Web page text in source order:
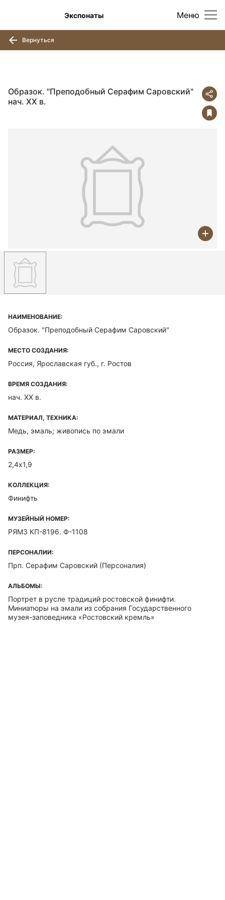
Меню
Экспонаты
Вернуться
Образок. "Преподобный Серафим Саровский"
нач. ХХ в.
НАИМЕНОВАНИЕ:
Образок. "Преподобный Серафим Саровский"
МЕСТО СОЗДАНИЯ:
Россия, Ярославская губ., г. Ростов
ВРЕМЯ СОЗДАНИЯ:
нач. ХХ в.
МАТЕРИАЛ, ТЕХНИКА:
Медь, эмаль; живопись по эмали
РАЗМЕР:
2,4х1,9
КОЛЛЕКЦИЯ:
Финифть
МУЗЕЙНЫЙ НОМЕР:
РЯМЗ КП-8196. Ф-1108
ПЕРСОНАЛИИ:
Прп. Серафим Саровский (Персоналия)
АЛЬБОМЫ:
Портрет в русле традиций ростовской финифти.
Миниатюры на эмали из собрания Государственного
музея-заповедника «Ростовский кремль»